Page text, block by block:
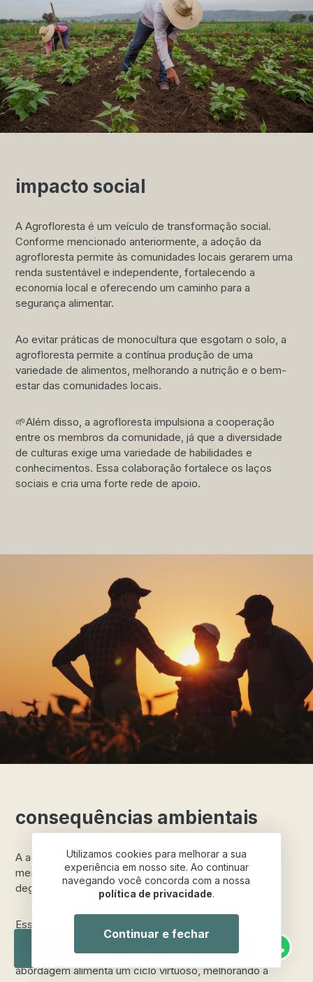
impacto social
A Agrofloresta é um veículo de transformação social.
Conforme mencionado anteriormente, a adoção da
agrofloresta permite às comunidades locais gerarem uma
renda sustentável e independente, fortalecendo a
economia local e oferecendo um caminho para a
segurança alimentar.
Ao evitar práticas de monocultura que esgotam o solo, a
agrofloresta permite a contínua produção de uma
variedade de alimentos, melhorando a nutrição e o bem-
estar das comunidades locais.
🌱Além disso, a agrofloresta impulsiona a cooperação
entre os membros da comunidade, já que a diversidade
de culturas exige uma variedade de habilidades e
conhecimentos. Essa colaboração fortalece os laços
sociais e cria uma forte rede de apoio.
consequências ambientais
A agrofloresta redefine a relação entre a agricultura e o
meio ambiente, tornando-se um escudo contra a
degradação ambiental.
Esse método proporciona uma cobertura de solo
abundante e diversificada, enriquecendo com matéria
orgânica proveniente de plantas como a bananeira. Essa
abordagem alimenta um ciclo virtuoso, melhorando a
Utilizamos cookies para melhorar a sua
experiência em nosso site. Ao continuar
navegando você concorda com a nossa
política de privacidade.
Continuar e fechar